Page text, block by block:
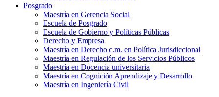
Posgrado
Maestría en Gerencia Social
Escuela de Posgrado
Escuela de Gobierno y Políticas Públicas
Derecho y Empresa
Maestría en Derecho c.m. en Política Jurisdiccional
Maestría en Regulación de los Servicios Públicos
Maestría en Docencia universitaria
Maestría en Cognición Aprendizaje y Desarrollo
Maestría en Ingeniería Civil